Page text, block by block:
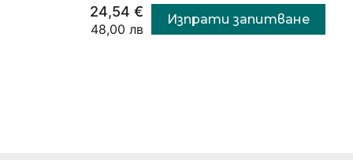
24,54 €
48,00 лв
Изпрати запитване